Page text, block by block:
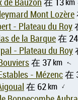
de Bauzon 在 13
Mont Lozère
- Plateau du Roy
de la Barque在 24
- Plateau du Roy
在 37km ↑
- Mézenc在
在 62km ↑